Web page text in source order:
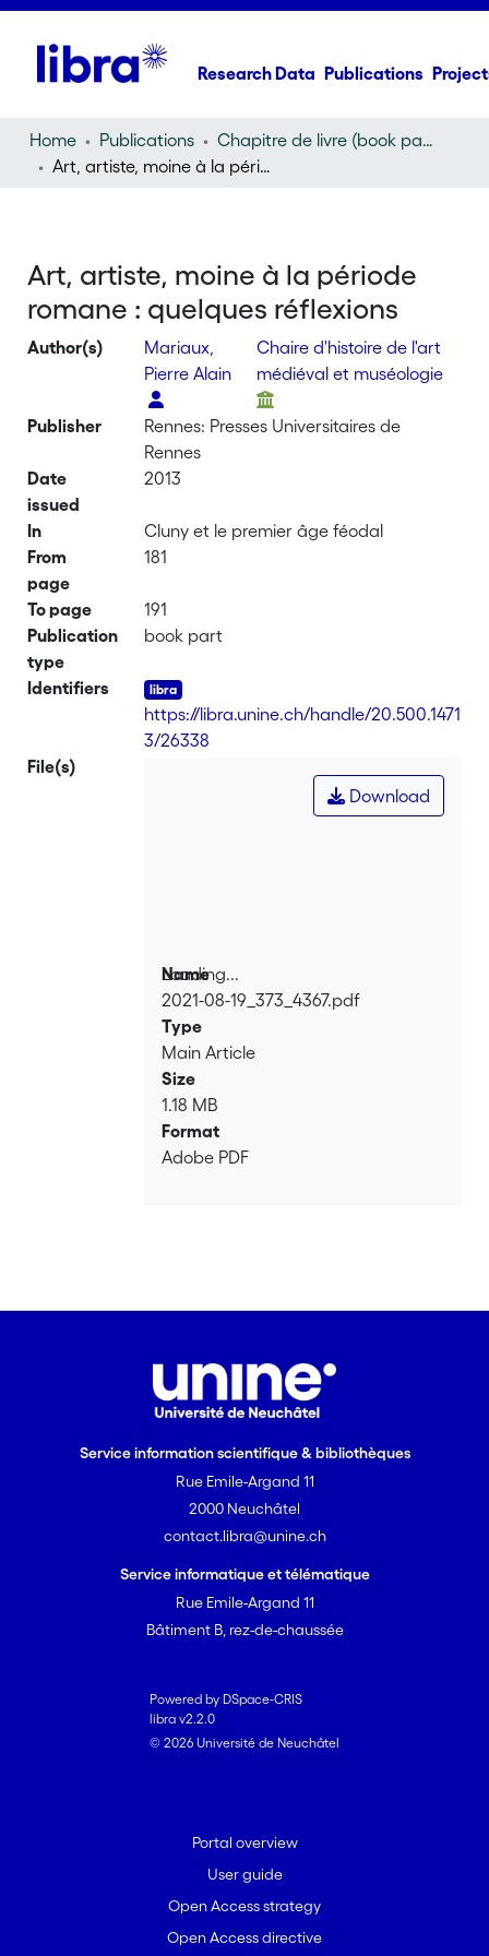
Research Data Publications
Home Publications
Chapitre de livre (book part)
Art, artiste, moine à la période romane : quelques réflexions
Art, artiste, moine à la période
romane : quelques réflexions
Author(s)
Mariaux,
Pierre Alain
Chaire d'histoire de l'art
médiéval et muséologie
Publisher
Rennes: Presses Universitaires de
Rennes
Date
issued
2013
In
Cluny et le premier âge féodal
From
page
181
To page
191
Publication
type
book part
Identifiers
https://libra.unine.ch/handle/20.500.1471
3/26338
File(s)
Loading...
Loading...
Download
Name
2021-08-19_373_4367.pdf
Type
Main Article
Size
1.18 MB
Format
Adobe PDF
Service information scientifique & bibliothèques
Rue Emile-Argand 11
2000 Neuchâtel
contact.libra@unine.ch
Service informatique et télématique
Rue Emile-Argand 11
Bâtiment B, rez-de-chaussée
Powered by DSpace-CRIS
libra v2.2.0
© 2026 Université de Neuchâtel
Portal overview
User guide
Open Access strategy
Open Access directive